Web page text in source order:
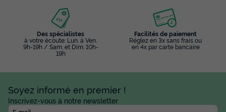
Des spécialistes
à votre écoute: Lun. à Ven.
9h-19h / Sam. et Dim. 10h-
19h
Facilités de paiement
Réglez en 3x sans frais ou
en 4x par carte bancaire
Soyez informé en premier !
Inscrivez-vous à notre newsletter